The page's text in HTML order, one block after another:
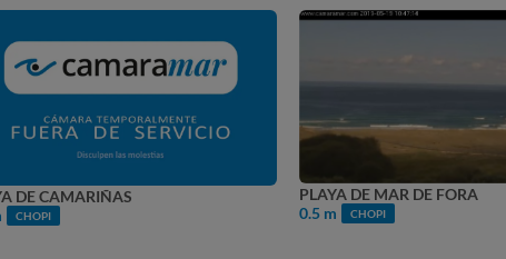
PLAYA DE MAR DE FORA
0.5 m
PUERTO DE FINISTERRE
0.0 m